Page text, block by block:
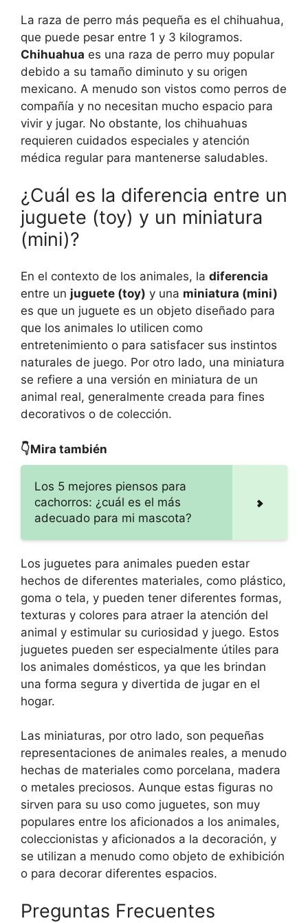
La raza de perro más pequeña es el chihuahua,
que puede pesar entre 1 y 3 kilogramos.
Chihuahua es una raza de perro muy popular
debido a su tamaño diminuto y su origen
mexicano. A menudo son vistos como perros de
compañía y no necesitan mucho espacio para
vivir y jugar. No obstante, los chihuahuas
requieren cuidados especiales y atención
médica regular para mantenerse saludables.
¿Cuál es la diferencia entre un
juguete (toy) y un miniatura
(mini)?
En el contexto de los animales, la diferencia
entre un juguete (toy) y una miniatura (mini)
es que un juguete es un objeto diseñado para
que los animales lo utilicen como
entretenimiento o para satisfacer sus instintos
naturales de juego. Por otro lado, una miniatura
se refiere a una versión en miniatura de un
animal real, generalmente creada para fines
decorativos o de colección.
👇Mira también
Los 5 mejores piensos para
cachorros: ¿cuál es el más
adecuado para mi mascota?
Los juguetes para animales pueden estar
hechos de diferentes materiales, como plástico,
goma o tela, y pueden tener diferentes formas,
texturas y colores para atraer la atención del
animal y estimular su curiosidad y juego. Estos
juguetes pueden ser especialmente útiles para
los animales domésticos, ya que les brindan
una forma segura y divertida de jugar en el
hogar.
Las miniaturas, por otro lado, son pequeñas
representaciones de animales reales, a menudo
hechas de materiales como porcelana, madera
o metales preciosos. Aunque estas figuras no
sirven para su uso como juguetes, son muy
populares entre los aficionados a los animales,
coleccionistas y aficionados a la decoración, y
se utilizan a menudo como objeto de exhibición
o para decorar diferentes espacios.
Preguntas Frecuentes